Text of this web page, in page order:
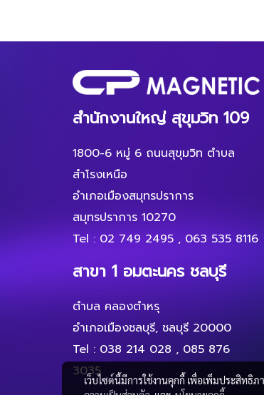
สำนักงานใหญ่ สุขุมวิท 109
1800-6 หมู่ 6 ถนนสุขุมวิท ตำบล
สำโรงเหนือ
อำเภอเมืองสมุทรปราการ
สมุทรปราการ 10270
Tel : 02 749 2495 , 063 535 8116
สาขา 1 อมตะนคร ชลบุรี
ตำบล คลองตำหรุ
อำเภอเมืองชลบุรี, ชลบุรี 20000
Tel : 038 214 028 , 085 876
3035
เว็บไซต์นี้มีการใช้งานคุกกี้ เพื่อเพิ่มประสิทธิ